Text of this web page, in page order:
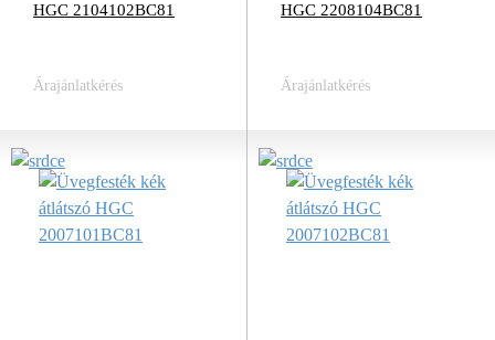
HGC 2104102BC81
Árajánlatkérés
HGC 2208104BC81
Árajánlatkérés